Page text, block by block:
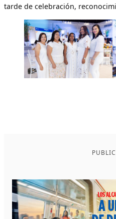
tarde de celebración,